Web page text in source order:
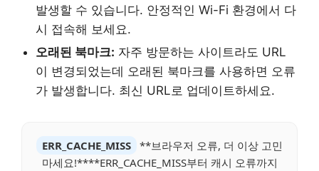
발생할 수 있습니다. 안정적인 Wi-Fi 환경에서 다
시 접속해 보세요.
오래된 북마크: 자주 방문하는 사이트라도 URL
이 변경되었는데 오래된 북마크를 사용하면 오류
가 발생합니다. 최신 URL로 업데이트하세요.
ERR_CACHE_MISS **브라우저 오류, 더 이상 고민
마세요!****ERR_CACHE_MISS부터 캐시 오류까지